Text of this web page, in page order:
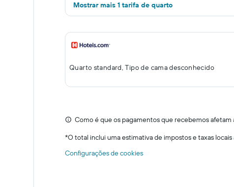
Mostrar mais 1 tarifa de quarto
Quarto standard, Tipo de cama desconhecido
Como é que os pagamentos que recebemos
*O total inclui uma estimativa de impostos e taxas
Configurações de cookies